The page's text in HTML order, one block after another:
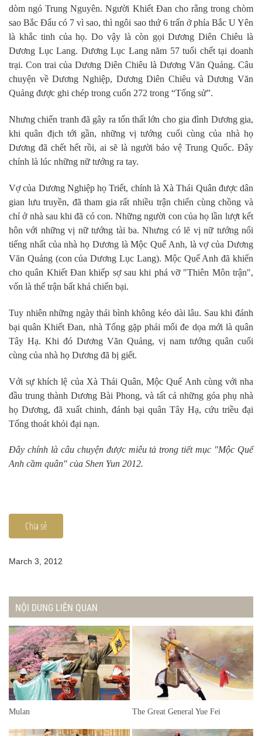
dòm ngó Trung Nguyên. Người Khiết Đan cho rằng trong chòm
sao Bắc Đẩu có 7 vì sao, thì ngôi sao thứ 6 trấn ở phía Bắc U Yên
là khắc tinh của họ. Do vậy là còn gọi Dương Diên Chiêu là
Dương Lục Lang. Dương Lục Lang năm 57 tuổi chết tại doanh
trại. Con trai của Dương Diên Chiêu là Dương Văn Quảng. Câu
chuyện về Dương Nghiệp, Dương Diên Chiêu và Dương Văn
Quảng được ghi chép trong cuốn 272 trong “Tống sử”.
Nhưng chiến tranh đã gây ra tổn thất lớn cho gia đình Dương gia,
khi quân địch tới gần, những vị tướng cuối cùng của nhà họ
Dương đã chết hết rồi, ai sẽ là người bảo vệ Trung Quốc. Đây
chính là lúc những nữ tướng ra tay.
Vợ của Dương Nghiệp họ Triết, chính là Xà Thái Quân được dân
gian lưu truyền, đã tham gia rất nhiều trận chiến cùng chồng và
chỉ ở nhà sau khi đã có con. Những người con của họ lần lượt kết
hôn với những vị nữ tướng tài ba. Nhưng có lẽ vị nữ tướng nổi
tiếng nhất của nhà họ Dương là Mộc Quế Anh, là vợ của Dương
Văn Quảng (con của Dương Lục Lang). Mộc Quế Anh đã khiến
cho quân Khiết Đan khiếp sợ sau khi phá vỡ "Thiên Môn trận",
vốn là thế trận bất khả chiến bại.
Tuy nhiên những ngày thái bình không kéo dài lâu. Sau khi đánh
bại quân Khiết Đan, nhà Tống gặp phải mối đe dọa mới là quân
Tây Hạ. Khi đó Dương Văn Quảng, vị nam tướng quân cuối
cùng của nhà họ Dương đã bị giết.
Với sự khích lệ của Xà Thái Quân, Mộc Quế Anh cùng với nha
đầu trung thành Dương Bài Phong, và tất cả những góa phụ nhà
họ Dương, đã xuất chinh, đánh bại quân Tây Hạ, cứu triều đại
Tống thoát khỏi đại nạn.
Đây chính là câu chuyện được miêu tả trong tiết mục "Mộc Quế
Anh cầm quân" của Shen Yun 2012.
Chia sẻ
March 3, 2012
NỘI DUNG LIÊN QUAN
Mulan The Great General Yue Fei